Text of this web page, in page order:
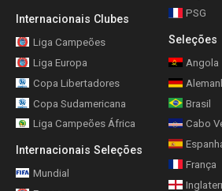
Internacionais Clubes
Liga Campeões
Liga Europa
Copa Libertadores
Copa Sudamericana
Liga Campeões África
Internacionais Seleções
Mundial
PSG
Seleções
Angola
Brasil
Cabo
França